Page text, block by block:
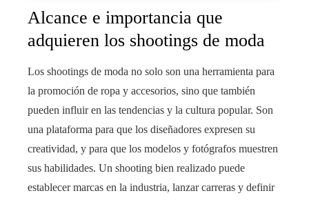
Alcance e importancia que
adquieren los shootings de moda
Los shootings de moda no solo son una herramienta para
la promoción de ropa y accesorios, sino que también
pueden influir en las tendencias y la cultura popular. Son
una plataforma para que los diseñadores expresen su
creatividad, y para que los modelos y fotógrafos muestren
sus habilidades. Un shooting bien realizado puede
establecer marcas en la industria, lanzar carreras y definir